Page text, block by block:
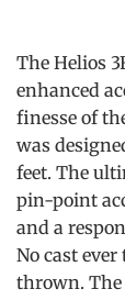
The Helios
enhanced
finesse of
was
feet. The
pin-point
and a
No cast
thrown. The